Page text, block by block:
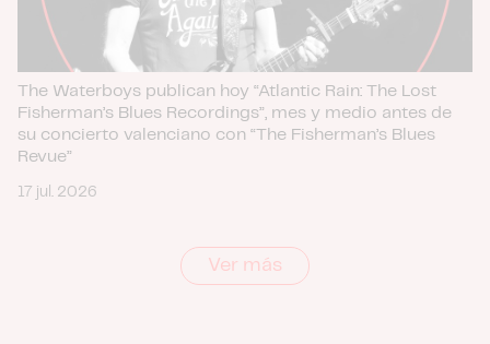
The Waterboys publican hoy “Atlantic Rain: The Lost
Fisherman’s Blues Recordings”, mes y medio antes de
su concierto valenciano con “The Fisherman’s Blues
Revue”
17 jul. 2026
Ver más